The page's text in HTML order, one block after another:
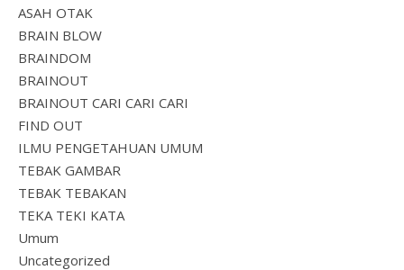
ASAH OTAK
BRAIN BLOW
BRAINDOM
BRAINOUT
BRAINOUT CARI CARI CARI
FIND OUT
ILMU PENGETAHUAN UMUM
TEBAK GAMBAR
TEBAK TEBAKAN
TEKA TEKI KATA
Umum
Uncategorized